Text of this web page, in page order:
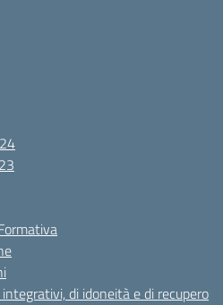
di idoneità e di recupero